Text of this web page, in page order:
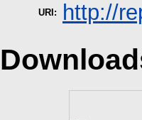
URI: http://